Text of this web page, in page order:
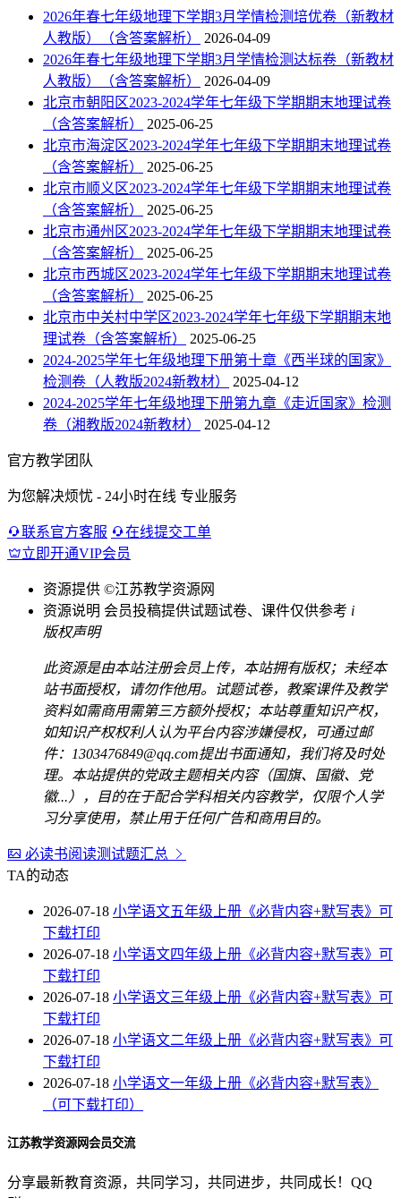
2026年春七年级地理下学期3月学情检测培优卷（新教材
人教版）（含答案解析）
2026-04-09
2026年春七年级地理下学期3月学情检测达标卷（新教材
人教版）（含答案解析）
2026-04-09
北京市朝阳区2023-2024学年七年级下学期期末地理试卷
（含答案解析）
2025-06-25
北京市海淀区2023-2024学年七年级下学期期末地理试卷
（含答案解析）
2025-06-25
北京市顺义区2023-2024学年七年级下学期期末地理试卷
（含答案解析）
2025-06-25
北京市通州区2023-2024学年七年级下学期期末地理试卷
（含答案解析）
2025-06-25
北京市西城区2023-2024学年七年级下学期期末地理试卷
（含答案解析）
2025-06-25
北京市中关村中学区2023-2024学年七年级下学期期末地
理试卷（含答案解析）
2025-06-25
2024-2025学年七年级地理下册第十章《西半球的国家》
检测卷（人教版2024新教材）
2025-04-12
2024-2025学年七年级地理下册第九章《走近国家》检测
卷（湘教版2024新教材）
2025-04-12
官方教学团队
为您解决烦忧 - 24小时在线 专业服务
联系官方客服
在线提交工单
立即开通VIP会员
资源提供 ©江苏教学资源网
资源说明 会员投稿提供试题试卷、课件仅供参考 i
版权声明
此资源是由本站注册会员上传，本站拥有版权；未经本
站书面授权，请勿作他用。试题试卷，教案课件及教学
资料如需商用需第三方额外授权；本站尊重知识产权，
如知识产权权利人认为平台内容涉嫌侵权，可通过邮
件：1303476849@qq.com提出书面通知，我们将及时处
理。本站提供的党政主题相关内容（国旗、国徽、党
徽...），目的在于配合学科相关内容教学，仅限个人学
习分享使用，禁止用于任何广告和商用目的。
必读书阅读测试题汇总
TA的动态
2026-07-18 小学语文五年级上册《必背内容+默写表》可
下载打印
2026-07-18 小学语文四年级上册《必背内容+默写表》可
下载打印
2026-07-18 小学语文三年级上册《必背内容+默写表》可
下载打印
2026-07-18 小学语文二年级上册《必背内容+默写表》可
下载打印
2026-07-18 小学语文一年级上册《必背内容+默写表》
（可下载打印）
江苏教学资源网会员交流
分享最新教育资源，共同学习，共同进步，共同成长！QQ